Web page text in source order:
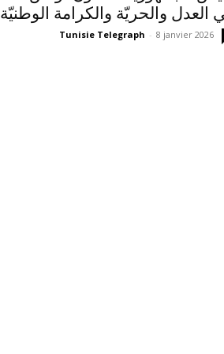
العدل والحريّة والكرامة الوطنيّة
Tunisie Telegraph - 8 janvier 2026